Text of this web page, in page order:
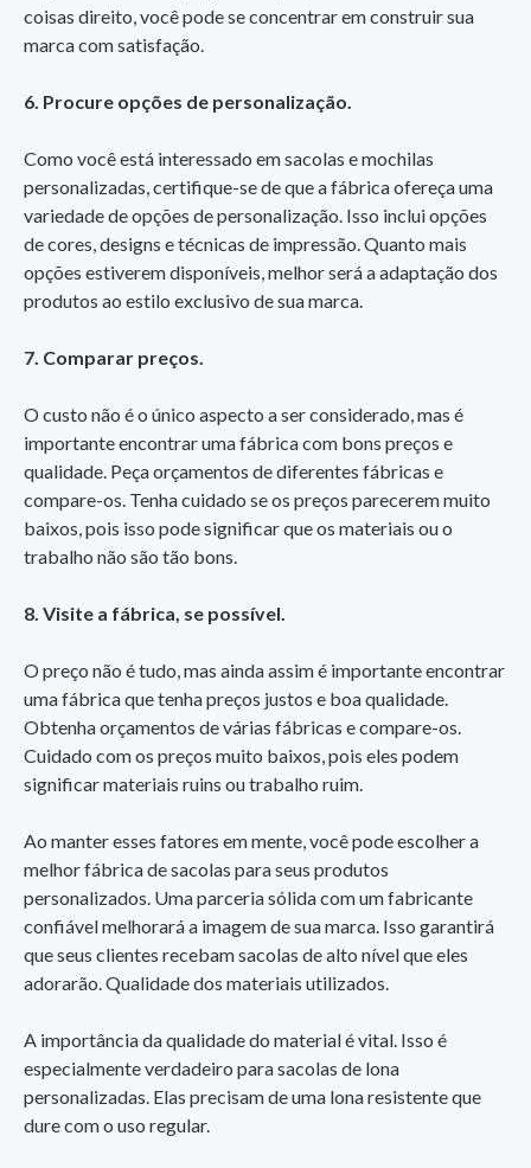
coisas direito, você pode se concentrar em construir sua
marca com satisfação.
6. Procure opções de personalização.
Como você está interessado em sacolas e mochilas
personalizadas, certifique-se de que a fábrica ofereça uma
variedade de opções de personalização. Isso inclui opções
de cores, designs e técnicas de impressão. Quanto mais
opções estiverem disponíveis, melhor será a adaptação dos
produtos ao estilo exclusivo de sua marca.
7. Comparar preços.
O custo não é o único aspecto a ser considerado, mas é
importante encontrar uma fábrica com bons preços e
qualidade. Peça orçamentos de diferentes fábricas e
compare-os. Tenha cuidado se os preços parecerem muito
baixos, pois isso pode significar que os materiais ou o
trabalho não são tão bons.
8. Visite a fábrica, se possível.
O preço não é tudo, mas ainda assim é importante encontrar
uma fábrica que tenha preços justos e boa qualidade.
Obtenha orçamentos de várias fábricas e compare-os.
Cuidado com os preços muito baixos, pois eles podem
significar materiais ruins ou trabalho ruim.
Ao manter esses fatores em mente, você pode escolher a
melhor fábrica de sacolas para seus produtos
personalizados. Uma parceria sólida com um fabricante
confiável melhorará a imagem de sua marca. Isso garantirá
que seus clientes recebam sacolas de alto nível que eles
adorarão. Qualidade dos materiais utilizados.
A importância da qualidade do material é vital. Isso é
especialmente verdadeiro para sacolas de lona
personalizadas. Elas precisam de uma lona resistente que
dure com o uso regular.